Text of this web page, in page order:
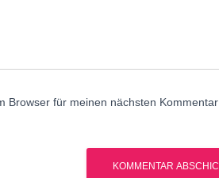
Browser für meinen nächsten Kommentar